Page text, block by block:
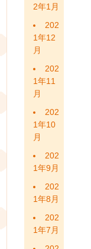
2年1月
202
1年12
月
202
1年11
月
202
1年10
月
202
1年9月
202
1年8月
202
1年7月